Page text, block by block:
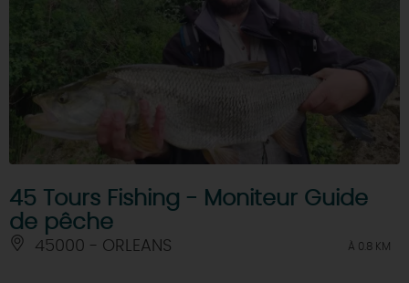
45 Tours Fishing - Moniteur Guide
de pêche
45000 - ORLEANS À 0.8 KM